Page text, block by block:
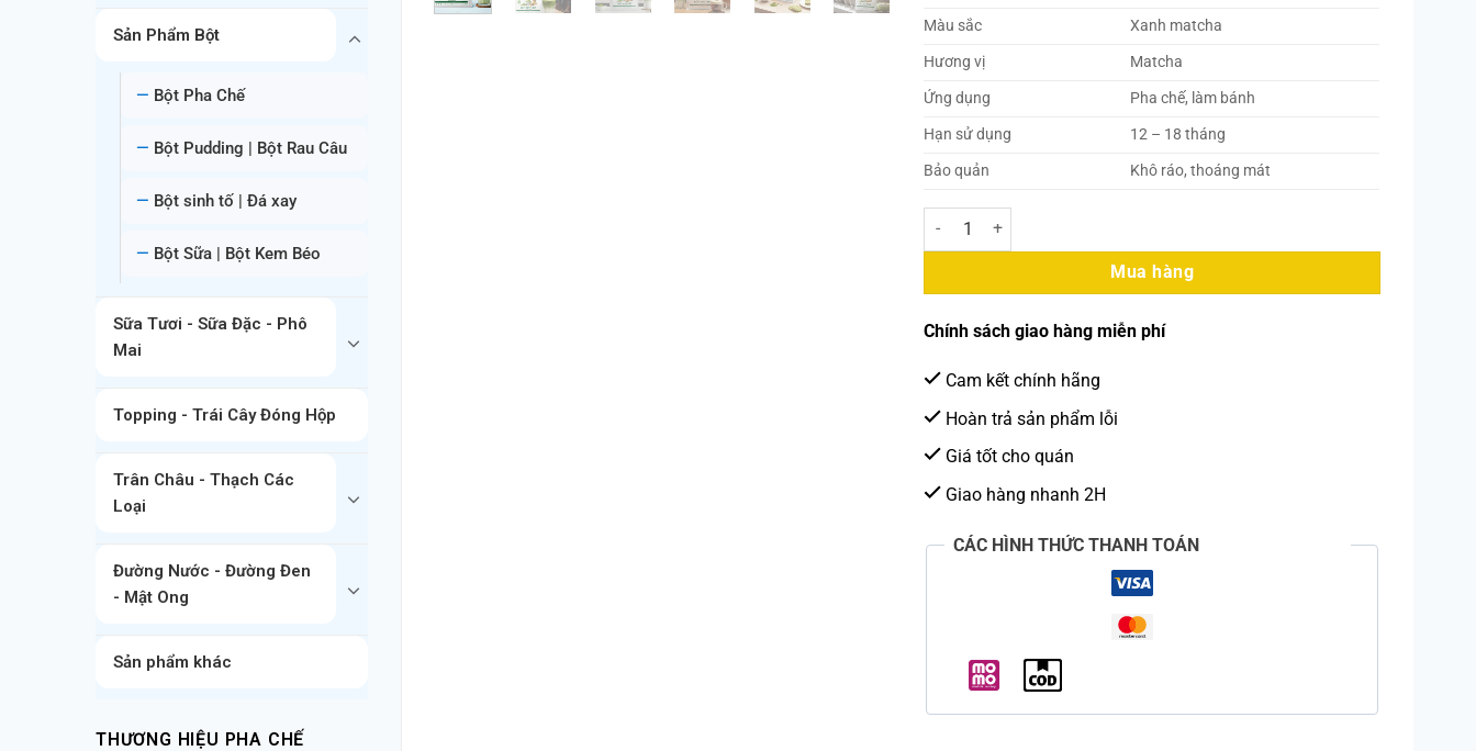
Sản Phẩm Bột
Bột Pha Chế
Bột Pudding | Bột Rau Câu
Bột sinh tố | Đá xay
Bột Sữa | Bột Kem Béo
Sữa Tươi - Sữa Đặc - Phô
Mai
Topping - Trái Cây Đóng Hộp
Trân Châu - Thạch Các
Loại
Đường Nước - Đường Đen
- Mật Ong
Sản phẩm khác
THƯƠNG HIỆU PHA CHẾ
Màu sắc
Xanh matcha
Hương vị
Matcha
Ứng dụng
Pha chế, làm bánh
Hạn sử dụng
12 – 18 tháng
Bảo quản
Khô ráo, thoáng mát
Novia – Bột Matcha 500g (20 Gói/Thùng) số lượng
Mua hàng
Chính sách giao hàng miễn phí
Cam kết chính hãng
Hoàn trả sản phẩm lỗi
Giá tốt cho quán
Giao hàng nhanh 2H
CÁC HÌNH THỨC THANH TOÁN